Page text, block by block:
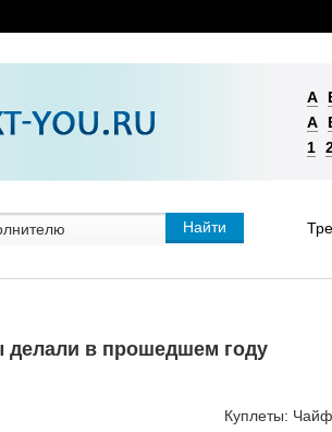
А
A
1
делали в прошедшем году
Куплеты: Чайф